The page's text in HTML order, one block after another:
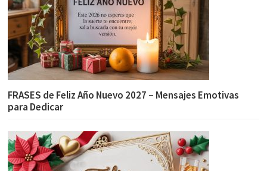
FRASES de Feliz Año Nuevo 2027 – Mensajes Emotivas
para Dedicar